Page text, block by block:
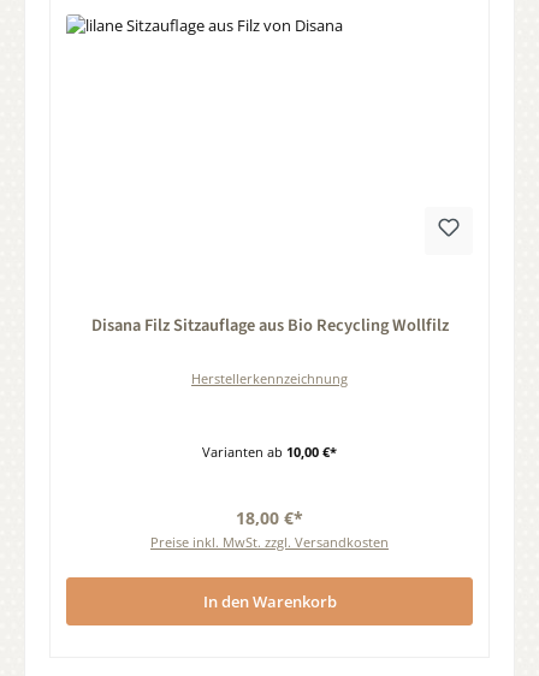
Disana Filz Sitzauflage aus Bio Recycling Wollfilz
Herstellerkennzeichnung
Varianten ab 10,00 €*
18,00 €*
Preise inkl. MwSt. zzgl. Versandkosten
In den Warenkorb